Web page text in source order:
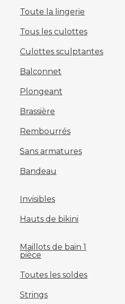
Toute la lingerie
Tous les culottes
Culottes sculptantes
Balconnet
Plongeant
Brassière
Rembourrés
Sans armatures
Bandeau
Invisibles
Hauts de bikini
Maillots de bain 1
pièce
Toutes les soldes
Strings